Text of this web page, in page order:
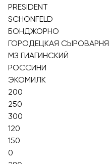
PRESIDENT
SCHONFELD
БОНДЖОРНО
ГОРОДЕЦКАЯ СЫРОВАРНЯ
МЗ ГИАГИНСКИЙ
РОССИНИ
ЭКОМИЛК
200
250
300
120
150
0